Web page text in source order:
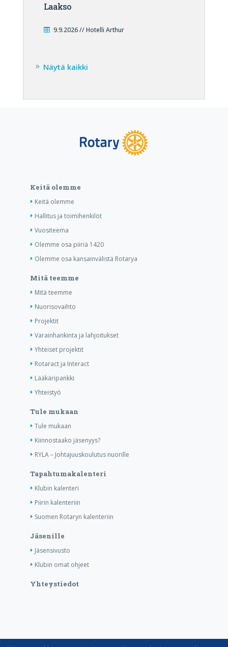
Laakso
9.9.2026 // Hotelli Arthur
Näytä kaikki
Keitä olemme
Keitä olemme
Hallitus ja toimihenkilöt
Vuositeema
Olemme osa piiriä 1420
Olemme osa kansainvälistä Rotarya
Mitä teemme
Mitä teemme
Nuorisovaihto
Projektit
Varainhankinta ja lahjoitukset
Yhteiset projektit
Rotaract ja Interact
Lääkäripankki
Yhteistyö
Tule mukaan
Tule mukaan
Kiinnostaako jäsenyys?
RYLA – Johtajuuskoulutus nuorille
Tapahtumakalenteri
Klubin kalenteri
Piirin kalenteriin
Suomen Rotaryn kalenteriin
Jäsenille
Jäsensivusto
Klubin omat ohjeet
Yhteystiedot